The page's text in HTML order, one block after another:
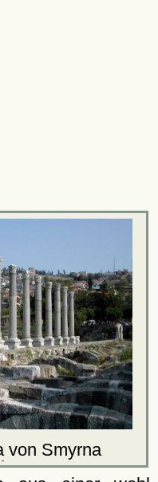
von Smyrna